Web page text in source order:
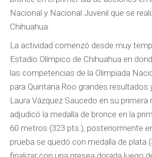
Nacional y Nacional Juvenil que se
Chihuahua.
La actividad comenzó desde muy
Estadio Olímpico de Chihuahua en
las competencias de la Olimpiada
para Quintana Roo grandes resultados
Laura Vázquez Saucedo en su primera
adjudicó la medalla de bronce en la
60 metros (323 pts.), posteriormente
prueba se quedó con medalla de plata